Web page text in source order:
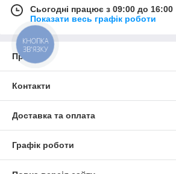
Сьогодні працює з 09:00 до 16:00
Показати весь графік роботи
Про нас
Контакти
Доставка та оплата
Графік роботи
КНОПКА
ЗВ'ЯЗКУ